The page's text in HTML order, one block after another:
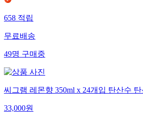
658적립
무료배송
49명구매중
씨그램 레몬향 350ml x 24개입 탄산수
33,000원